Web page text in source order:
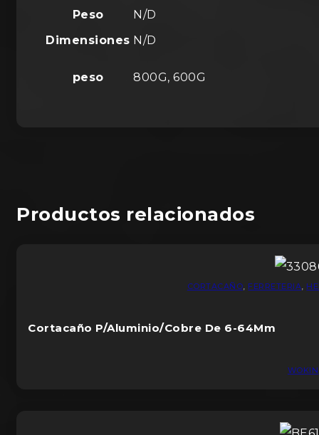
Peso
N/D
Dimensiones N/D
peso 800G, 600G
Productos relacionados
CORTACAÑO, FERRETERIA,
Cortacaño P/Aluminio/Cobre De 6-64Mm
WOKIN